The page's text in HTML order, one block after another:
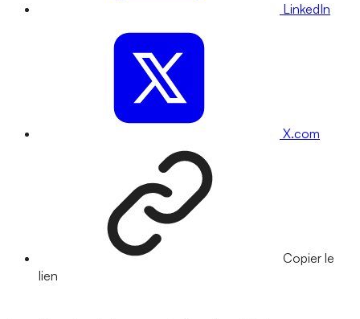
LinkedIn
X.com
Copier le
lien